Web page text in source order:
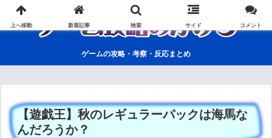
ゲームの攻略・考察・反応まとめ
【遊戯王】秋のレギュラーパックは海馬な
んだろうか？
上へ移動 新着記事 検索 サイド コメント